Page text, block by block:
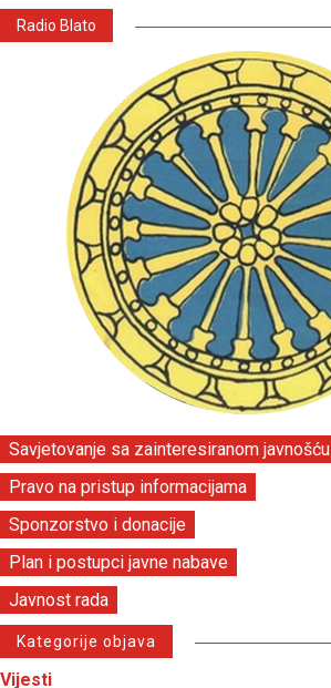
Radio Blato
Savjetovanje sa zainteresiranom javnošću
Pravo na pristup informacijama
Sponzorstvo i donacije
Plan i postupci javne nabave
Javnost rada
Kategorije objava
Vijesti